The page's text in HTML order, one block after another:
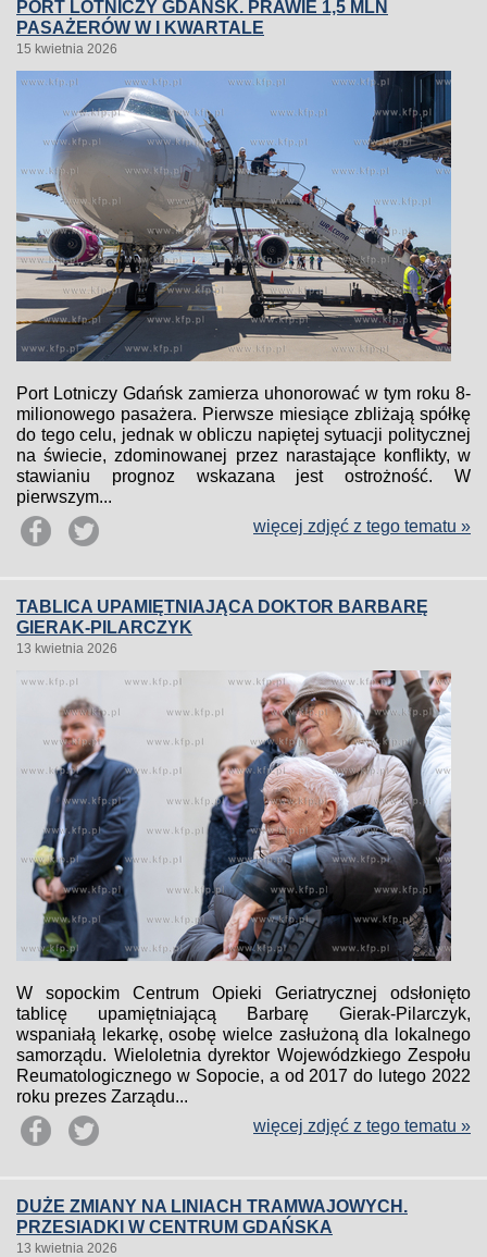
PORT LOTNICZY GDAŃSK. PRAWIE 1,5 MLN
PASAŻERÓW W I KWARTALE
15 kwietnia 2026
Port Lotniczy Gdańsk zamierza uhonorować w tym roku 8-
milionowego pasażera. Pierwsze miesiące zbliżają spółkę
do tego celu, jednak w obliczu napiętej sytuacji politycznej
na świecie, zdominowanej przez narastające konflikty, w
stawianiu prognoz wskazana jest ostrożność. W
pierwszym...
więcej zdjęć z tego tematu »
TABLICA UPAMIĘTNIAJĄCA DOKTOR BARBARĘ
GIERAK-PILARCZYK
13 kwietnia 2026
W sopockim Centrum Opieki Geriatrycznej odsłonięto
tablicę upamiętniającą Barbarę Gierak-Pilarczyk,
wspaniałą lekarkę, osobę wielce zasłużoną dla lokalnego
samorządu. Wieloletnia dyrektor Wojewódzkiego Zespołu
Reumatologicznego w Sopocie, a od 2017 do lutego 2022
roku prezes Zarządu...
więcej zdjęć z tego tematu »
DUŻE ZMIANY NA LINIACH TRAMWAJOWYCH.
PRZESIADKI W CENTRUM GDAŃSKA
13 kwietnia 2026